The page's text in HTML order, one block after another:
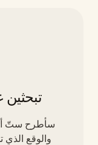
سأطرح ستّ
والوقع الذي